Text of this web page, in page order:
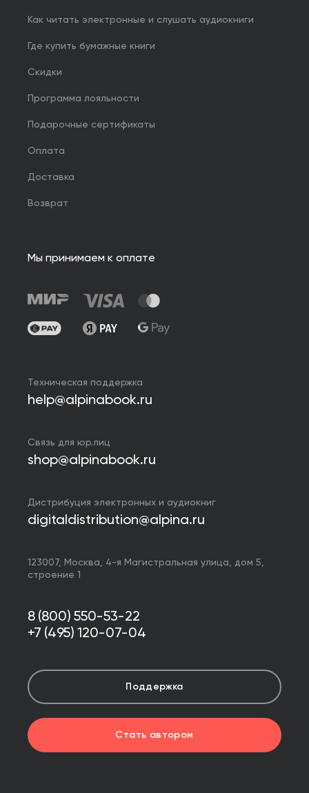
Как читать электронные и слушать аудиокниги
Где купить бумажные книги
Скидки
Программа лояльности
Подарочные сертификаты
Оплата
Доставка
Возврат
Мы принимаем к оплате
Техническая поддержка
help@alpinabook.ru
Связь для юр.лиц
shop@alpinabook.ru
Дистрибуция электронных и аудиокниг
digitaldistribution@alpina.ru
123007, Москва, 4-я Магистральная улица, дом 5,
строение 1
8 (800) 550-53-22
+7 (495) 120-07-04
Поддержка
Стать автором